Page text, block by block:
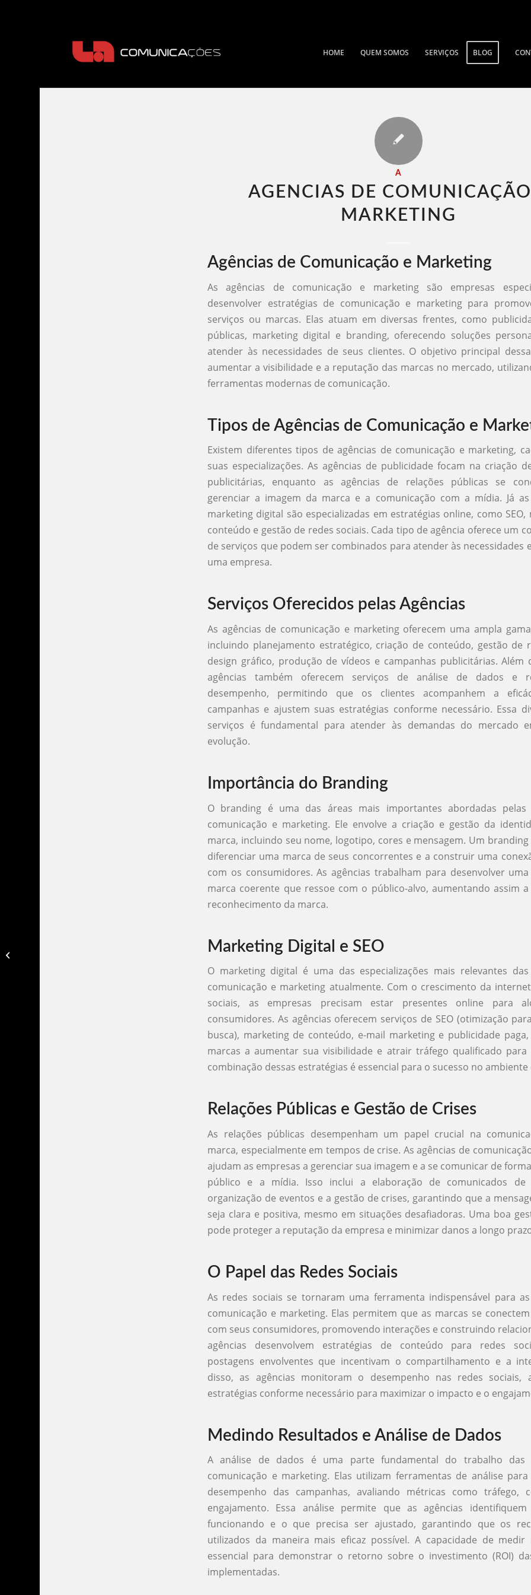
HOME QUEM SOMOS SERVIÇOS BLOG
A
AGENCIAS DE
MARKETING​
Agências de Comunicação e Marketing
As agências de comunicação e marketing são empresas
desenvolver estratégias de comunicação e marketing para
serviços ou marcas. Elas atuam em diversas frentes, como
públicas, marketing digital e branding, oferecendo soluções
atender às necessidades de seus clientes. O objetivo principal
aumentar a visibilidade e a reputação das marcas no mercado,
ferramentas modernas de comunicação.
Tipos de Agências de Comunicação e
Existem diferentes tipos de agências de comunicação e marketing,
suas especializações. As agências de publicidade focam na criação
publicitárias, enquanto as agências de relações públicas se
gerenciar a imagem da marca e a comunicação com a mídia. Já
marketing digital são especializadas em estratégias online, como SEO,
conteúdo e gestão de redes sociais. Cada tipo de agência oferece um
de serviços que podem ser combinados para atender às necessidades
uma empresa.
Serviços Oferecidos pelas Agências
As agências de comunicação e marketing oferecem uma ampla
incluindo planejamento estratégico, criação de conteúdo, gestão de
design gráfico, produção de vídeos e campanhas publicitárias. Além
agências também oferecem serviços de análise de dados e
desempenho, permitindo que os clientes acompanhem a
campanhas e ajustem suas estratégias conforme necessário. Essa
serviços é fundamental para atender às demandas do mercado
evolução.
Importância do Branding
O branding é uma das áreas mais importantes abordadas pelas
comunicação e marketing. Ele envolve a criação e gestão da
marca, incluindo seu nome, logotipo, cores e mensagem. Um
diferenciar uma marca de seus concorrentes e a construir uma
com os consumidores. As agências trabalham para desenvolver
marca coerente que ressoe com o público-alvo, aumentando assim
reconhecimento da marca.
Marketing Digital e SEO
O marketing digital é uma das especializações mais relevantes
comunicação e marketing atualmente. Com o crescimento da
sociais, as empresas precisam estar presentes online para
consumidores. As agências oferecem serviços de SEO (otimização
busca), marketing de conteúdo, e-mail marketing e publicidade
marcas a aumentar sua visibilidade e atrair tráfego qualificado para
combinação dessas estratégias é essencial para o sucesso no ambiente
Relações Públicas e Gestão de Crises
As relações públicas desempenham um papel crucial na
marca, especialmente em tempos de crise. As agências de
ajudam as empresas a gerenciar sua imagem e a se comunicar de
público e a mídia. Isso inclui a elaboração de comunicados de
organização de eventos e a gestão de crises, garantindo que a
seja clara e positiva, mesmo em situações desafiadoras. Uma boa
pode proteger a reputação da empresa e minimizar danos a longo
O Papel das Redes Sociais
As redes sociais se tornaram uma ferramenta indispensável para
comunicação e marketing. Elas permitem que as marcas se
com seus consumidores, promovendo interações e construindo
agências desenvolvem estratégias de conteúdo para redes
postagens envolventes que incentivam o compartilhamento e a
disso, as agências monitoram o desempenho nas redes sociais,
estratégias conforme necessário para maximizar o impacto e o
Medindo Resultados e Análise de Dados
A análise de dados é uma parte fundamental do trabalho das
comunicação e marketing. Elas utilizam ferramentas de análise
desempenho das campanhas, avaliando métricas como tráfego,
engajamento. Essa análise permite que as agências
funcionando e o que precisa ser ajustado, garantindo que os
utilizados da maneira mais eficaz possível. A capacidade de medir
essencial para demonstrar o retorno sobre o investimento (ROI)
implementadas.